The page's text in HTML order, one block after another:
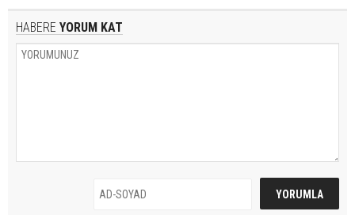
HABERE YORUM KAT